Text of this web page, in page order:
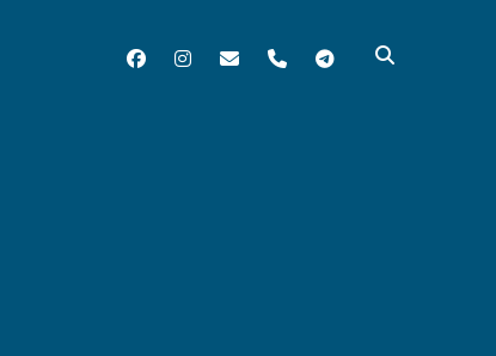
facebookinstagrammatera@flcgil.it
tel:0835330713
telegram